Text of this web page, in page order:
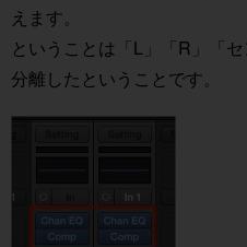
えます。
ということは「L」「R」「
分離したということです。